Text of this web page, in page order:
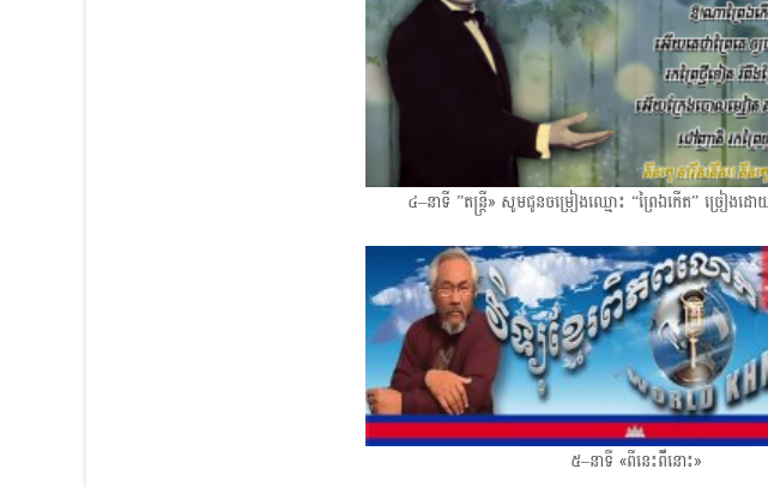
៤–នាទី ”តន្ត្រី» សូមជូនចម្រៀងឈ្មោះ “ព្រៃឯកើត” ច្រៀ
៥–នាទី «ពីនេះពី័នោះ»